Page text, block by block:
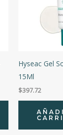
Hyseac Gel
15Ml
$397.72